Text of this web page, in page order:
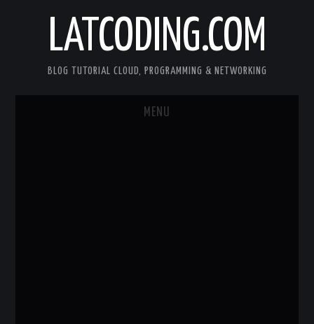
LATCODING.COM
BLOG TUTORIAL CLOUD, PROGRAMMING & NETWORKING
MENU